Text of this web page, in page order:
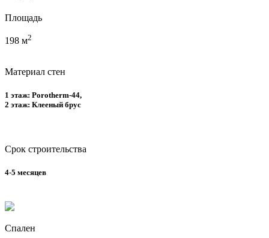
Площадь
198 м2
Материал стен
1 этаж: Porotherm-44,
2 этаж: Клееный брус
Срок строительства
4-5 месяцев
Спален